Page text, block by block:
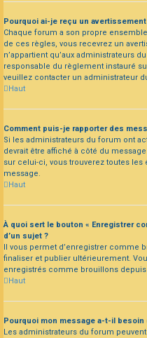
Pourquoi ai-je reçu un avertissement
Chaque forum a son propre
de ces règles, vous recevrez un
n’appartient qu’aux administrateurs
responsable du règlement instauré
veuillez contacter un administrateur
Haut
Comment puis-je rapporter des
Si les administrateurs du forum ont
devrait être affiché à côté du
sur celui-ci, vous trouverez toutes
message.
Haut
À quoi sert le bouton « Enregistrer
d’un sujet ?
Il vous permet d’enregistrer comme
finaliser et publier ultérieurement.
enregistrés comme brouillons
Haut
Pourquoi mon message a-t-il besoin
Les administrateurs du forum